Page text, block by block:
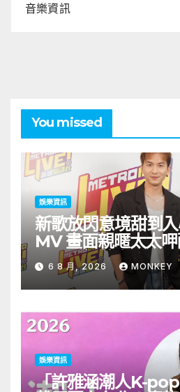
音樂資訊
You missed
娛樂資訊
新歌放閃意境甜到
MV 畫面親暱太太
一日三場熱血
6 8 月, 2026 MONKEY
娛樂資訊
「許雅涵潮人K-